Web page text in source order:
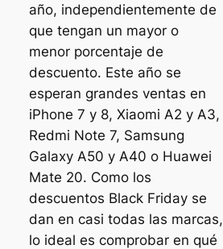
año, independientemente de
que tengan un mayor o
menor porcentaje de
descuento. Este año se
esperan grandes ventas en
iPhone 7 y 8, Xiaomi A2 y A3,
Redmi Note 7, Samsung
Galaxy A50 y A40 o Huawei
Mate 20. Como los
descuentos Black Friday se
dan en casi todas las marcas,
lo ideal es comprobar en qué